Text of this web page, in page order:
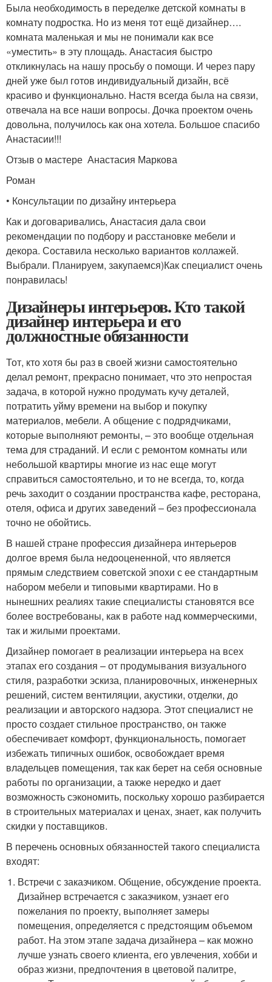
Была необходимость в переделке детской комнаты в
комнату подростка. Но из меня тот ещё дизайнер….
комната маленькая и мы не понимали как все
«уместить» в эту площадь. Анастасия быстро
откликнулась на нашу просьбу о помощи. И через пару
дней уже был готов индивидуальный дизайн, всё
красиво и функционально. Настя всегда была на связи,
отвечала на все наши вопросы. Дочка проектом очень
довольна, получилось как она хотела. Большое спасибо
Анастасии!!!
Отзыв о мастере Анастасия Маркова
Роман
• Консультации по дизайну интерьера
Как и договаривались, Анастасия дала свои
рекомендации по подбору и расстановке мебели и
декора. Составила несколько вариантов коллажей.
Выбрали. Планируем, закупаемся)Как специалист очень
понравилась!
Дизайнеры интерьеров. Кто такой
дизайнер интерьера и его
должностные обязанности
Тот, кто хотя бы раз в своей жизни самостоятельно
делал ремонт, прекрасно понимает, что это непростая
задача, в которой нужно продумать кучу деталей,
потратить уйму времени на выбор и покупку
материалов, мебели. А общение с подрядчиками,
которые выполняют ремонты, – это вообще отдельная
тема для страданий. И если с ремонтом комнаты или
небольшой квартиры многие из нас еще могут
справиться самостоятельно, и то не всегда, то, когда
речь заходит о создании пространства кафе, ресторана,
отеля, офиса и других заведений – без профессионала
точно не обойтись.
В нашей стране профессия дизайнера интерьеров
долгое время была недооцененной, что является
прямым следствием советской эпохи с ее стандартным
набором мебели и типовыми квартирами. Но в
нынешних реалиях такие специалисты становятся все
более востребованы, как в работе над коммерческими,
так и жилыми проектами.
Дизайнер помогает в реализации интерьера на всех
этапах его создания – от продумывания визуального
стиля, разработки эскиза, планировочных, инженерных
решений, систем вентиляции, акустики, отделки, до
реализации и авторского надзора. Этот специалист не
просто создает стильное пространство, он также
обеспечивает комфорт, функциональность, помогает
избежать типичных ошибок, освобождает время
владельцев помещения, так как берет на себя основные
работы по организации, а также нередко и дает
возможность сэкономить, поскольку хорошо разбирается
в строительных материалах и ценах, знает, как получить
скидки у поставщиков.
В перечень основных обязанностей такого специалиста
входят:
Встречи с заказчиком. Общение, обсуждение проекта.
Дизайнер встречается с заказчиком, узнает его
пожелания по проекту, выполняет замеры
помещения, определяется с предстоящим объемом
работ. На этом этапе задача дизайнера – как можно
лучше узнать своего клиента, его увлечения, хобби и
образ жизни, предпочтения в цветовой палитре,